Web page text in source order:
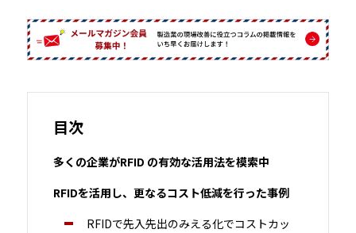
目次
多くの企業がRFID の有効な活用法を模索中
RFIDを活用し、更なるコスト低減を行った事例
RFIDで先入先出のみえる化でコストカッ